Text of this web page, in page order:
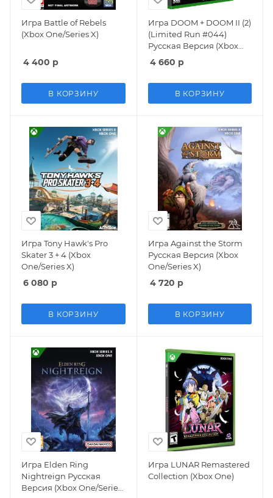
Игра Battle of Rebels
(Xbox One/Series X)
4 400 р
В КОРЗИНУ
Игра DOOM + DOOM II (2)
(Limited Run #044)
Русская Версия (Xbox
One/Series X)
4 660 р
В КОРЗИНУ
Игра Tony Hawk's Pro
Skater 3 + 4 (Xbox
One/Series X)
6 080 р
В КОРЗИНУ
Игра Against the Storm
Русская Версия (Xbox
One/Series X)
4 720 р
В КОРЗИНУ
Игра Elden Ring
Nightreign Русская
Версия (Xbox One/Series
Игра LUNAR Remastered
Collection (Xbox One)